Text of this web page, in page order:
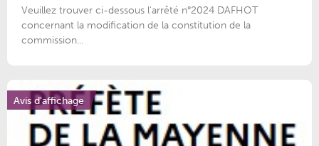
Veuillez trouver ci-dessous l'arrêté n°2024 DAFHOT
concernant la modification de la constitution de la
commission...
Avis d'affichage